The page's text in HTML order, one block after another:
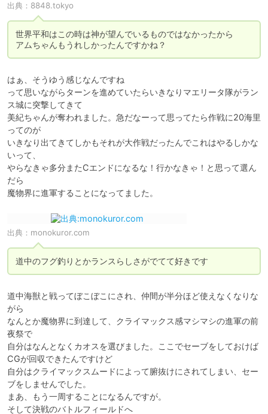
出典： 8848.tokyo
世界平和はこの時は神が望んでいるものではなかったから
はぁ、そうゆう感じなんですね
って思いながらターンを進めていたらいきなりマエリータ隊がラン
ス城に突撃してきて
美紀ちゃんが奪われました。急だなーって思ってたら作戦に20海里
ってのが
いきなり出てきてしかもそれが大作戦だったんでこれはやるしかな
いって、
やらなきゃ多分またCエンドになるな！行かなきゃ！と思って選ん
だら
出典： monokuror.com
道中のフグ釣りとかランスらしさがでてて好きです
道中海獣と戦ってぼこぼこにされ、仲間が半分ほど使えなくなりな
がら
なんとか魔物界に到達して、クライマックス感マシマシの進軍の前
夜祭で
自分はなんとなくカオスを選びました。ここでセーブをしておけば
CGが回収できたんですけど
自分はクライマックスムードによって腑抜けにされてしまい、セー
ブをしませんでした。
まあ、もう一周することになるんですが。
そして決戦のバトルフィールドへ